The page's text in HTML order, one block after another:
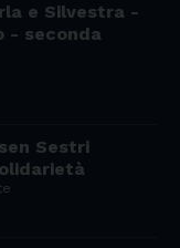
e Silvestra -
- seconda
Sestri